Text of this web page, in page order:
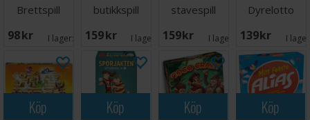
Brettspill
98 SEK I lager:
butikkspill
159 SEK I lager:
stavespill
159 SEK I lager:
Dyrelotto
139 SEK I
Köp Köp Köp Köp